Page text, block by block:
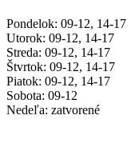
Pondelok: 09-12, 14-17
Utorok: 09-12, 14-17
Streda: 09-12, 14-17
Štvrtok: 09-12, 14-17
Piatok: 09-12, 14-17
Sobota: 09-12
Nedeľa: zatvorené